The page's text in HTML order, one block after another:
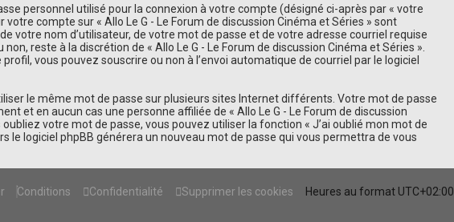
personnel utilisé pour la connexion à votre compte (désigné ci-après par « votre
compte sur « Allo Le G - Le Forum de discussion Cinéma et Séries » sont
votre nom d’utilisateur, de votre mot de passe et de votre adresse courriel requise
reste à la discrétion de « Allo Le G - Le Forum de discussion Cinéma et Séries ».
vous pouvez souscrire ou non à l’envoi automatique de courriel par le logiciel
le même mot de passe sur plusieurs sites Internet différents. Votre mot de passe
et en aucun cas une personne affiliée de « Allo Le G - Le Forum de discussion
votre mot de passe, vous pouvez utiliser la fonction « J’ai oublié mon mot de
le logiciel phpBB générera un nouveau mot de passe qui vous permettra de vous
Heures au format UTC+02:00
Supprimer les cookies
Confidentialité
Conditions